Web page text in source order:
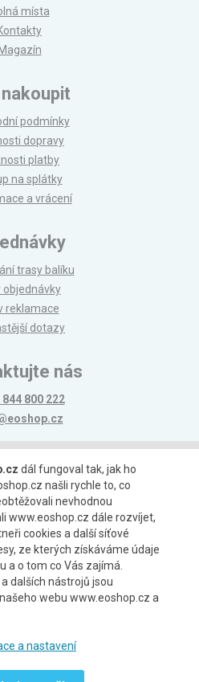
místa
Magazín
podmínky
dopravy
platby
na splátky
a vrácení
trasy balíku
objednávky
reklamace
dotazy
nás
844 800 222
platby
dopravy
dál fungoval tak, jak ho
našli rychle to, co
nevhodnou
www.eoshop.cz dále rozvíjet,
cookies a další síťové
ze kterých získáváme údaje
a o tom co Vás zajímá.
dalších nástrojů jsou
webu www.eoshop.cz a
a nastavení